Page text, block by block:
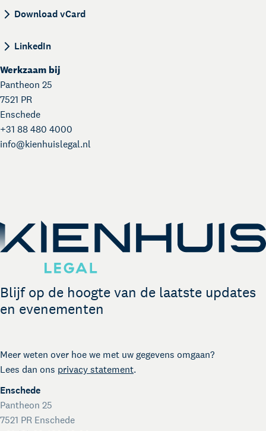
German desk
Legal business met Duitsland
The Gallery
Legal support voor startups
International desk
Legal support voor internationale organisaties
Kienhuis Legal Foundation
Talentondersteuning
Download vCard
LinkedIn
Werkzaam bij
Pantheon 25
7521 PR
Enschede
+31 88 480 4000
info@kienhuislegal.nl
Blijf op de hoogte van de laatste updates
en evenementen
Meer weten over hoe we met uw gegevens omgaan?
Lees dan ons privacy statement.
Enschede
Pantheon 25
7521 PR Enschede